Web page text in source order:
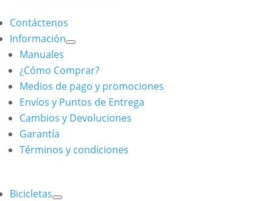
Contáctenos
Información
Manuales
¿Cómo Comprar?
Medios de pago y promociones
Envíos y Puntos de Entrega
Cambios y Devoluciones
Garantía
Términos y condiciones
Bicicletas